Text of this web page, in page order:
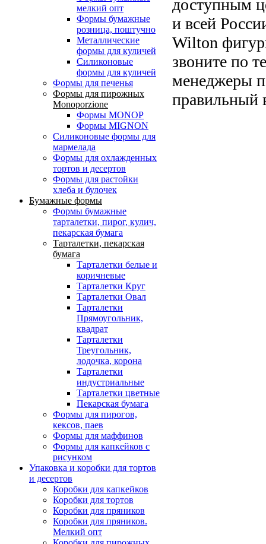
мелкий опт
Формы бумажные
розница, поштучно
Металлические
формы для куличей
Силиконовые
формы для куличей
Формы для печенья
Формы для пирожных
Monoporzione
Формы MONOP
Формы MIGNON
Силиконовые формы для
мармелада
Формы для oхлажденных
тортов и десертов
Формы для растойки
хлеба и булочек
Бумажные формы
Формы бумажные
тарталетки, пирог, кулич,
пекарская бумага
Тарталетки, пекарская
бумага
Тарталетки белые и
коричневые
Тарталетки Круг
Тарталетки Овал
Тарталетки
Прямоугольник,
квадрат
Тарталетки
Треугольник,
лодочка, корона
Тарталетки
индустриальные
Тарталетки цветные
Пекарская бумага
Формы для пирогов,
кексов, паев
Формы для маффинов
Формы для капкейков с
рисунком
Упаковка и коробки для тортов
и десертов
Коробки для капкейков
Коробки для тортов
Коробки для пряников
Коробки для пряников.
Мелкий опт
доступным
и всей
Wilton
звоните по
менеджеры
правильный